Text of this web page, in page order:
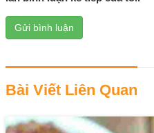
Bài Viết Liên Quan